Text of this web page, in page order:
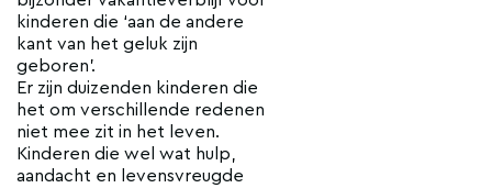
kinderen die ‘aan de andere
kant van het geluk zijn
geboren’.
Er zijn duizenden kinderen die
het om verschillende redenen
niet mee zit in het leven.
Kinderen die wel wat hulp,
aandacht en levensvreugde